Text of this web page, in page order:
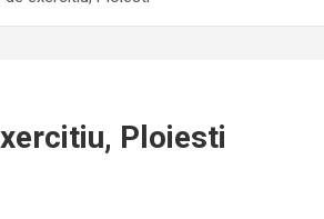
Ploiesti